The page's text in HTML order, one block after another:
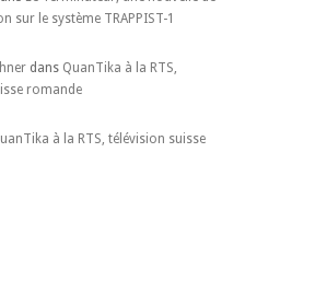
sur le système TRAPPIST-1
dans QuanTika à la RTS,
romande
à la RTS, télévision suisse